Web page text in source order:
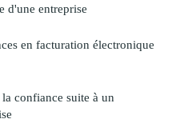
d'une entreprise
en facturation électronique
confiance suite à un